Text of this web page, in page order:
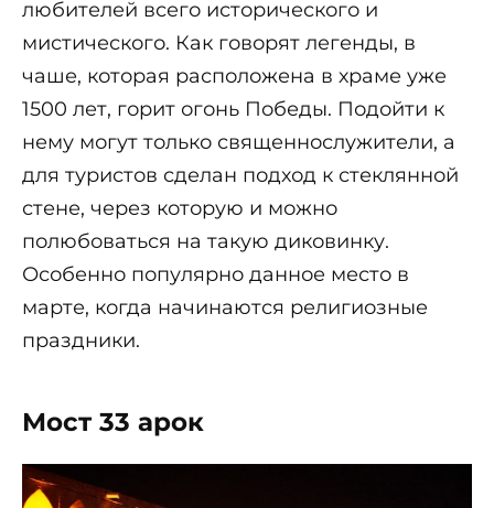
любителей всего исторического и
мистического. Как говорят легенды, в
чаше, которая расположена в храме уже
1500 лет, горит огонь Победы. Подойти к
нему могут только священнослужители, а
для туристов сделан подход к стеклянной
стене, через которую и можно
полюбоваться на такую диковинку.
Особенно популярно данное место в
марте, когда начинаются религиозные
праздники.
Мост 33 арок